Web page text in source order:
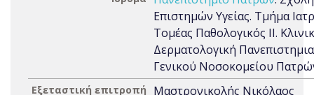
Επιστημών Υγείας. Τμήμα
Τομέας Παθολογικός ΙΙ.
Δερματολογική
Γενικού Νοσοκομείου
Εξεταστική επιτροπή
Μαστρονικολής Νικόλαος